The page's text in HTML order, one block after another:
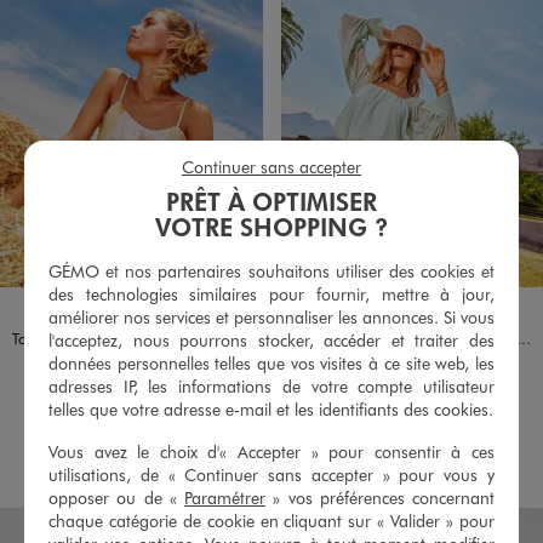
Disponible en 1 coloris
JAUNE
Top à fines bretelles court et blousant femme
15,99 €
4.5/5 de moyenne
(15 avis)
AJOUTERAU PANIER
Disponible en 1 coloris
Blouse manches longues en voile femme
25,99 €
4.5/5 de moyenne
(21 avis)
AJOUTER AU PANIER
PRÊT À OPTIMISER
VOTRE SHOPPING ?
GÉMO et nos partenaires souhaitons utiliser des cookies et
des technologies similaires pour fournir, mettre à jour,
améliorer nos services et personnaliser les annonces. Si vous
l'acceptez, nous pourrons stocker, accéder et traiter des
données personnelles telles que vos visites à ce site web, les
adresses IP, les informations de votre compte utilisateur
telles que votre adresse e-mail et les identifiants des cookies.
Vous avez le choix d'« Accepter » pour consentir à ces
utilisations, de « Continuer sans accepter » pour vous y
opposer ou de « Paramétrer » vos préférences concernant
chaque catégorie de cookie en cliquant sur « Valider » pour
Continuer sans accepter